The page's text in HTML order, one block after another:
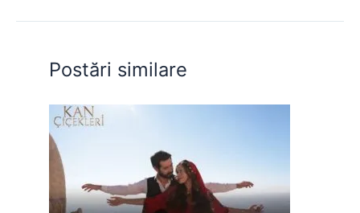
o
o
k
p
p
n
g
er
Postări similare